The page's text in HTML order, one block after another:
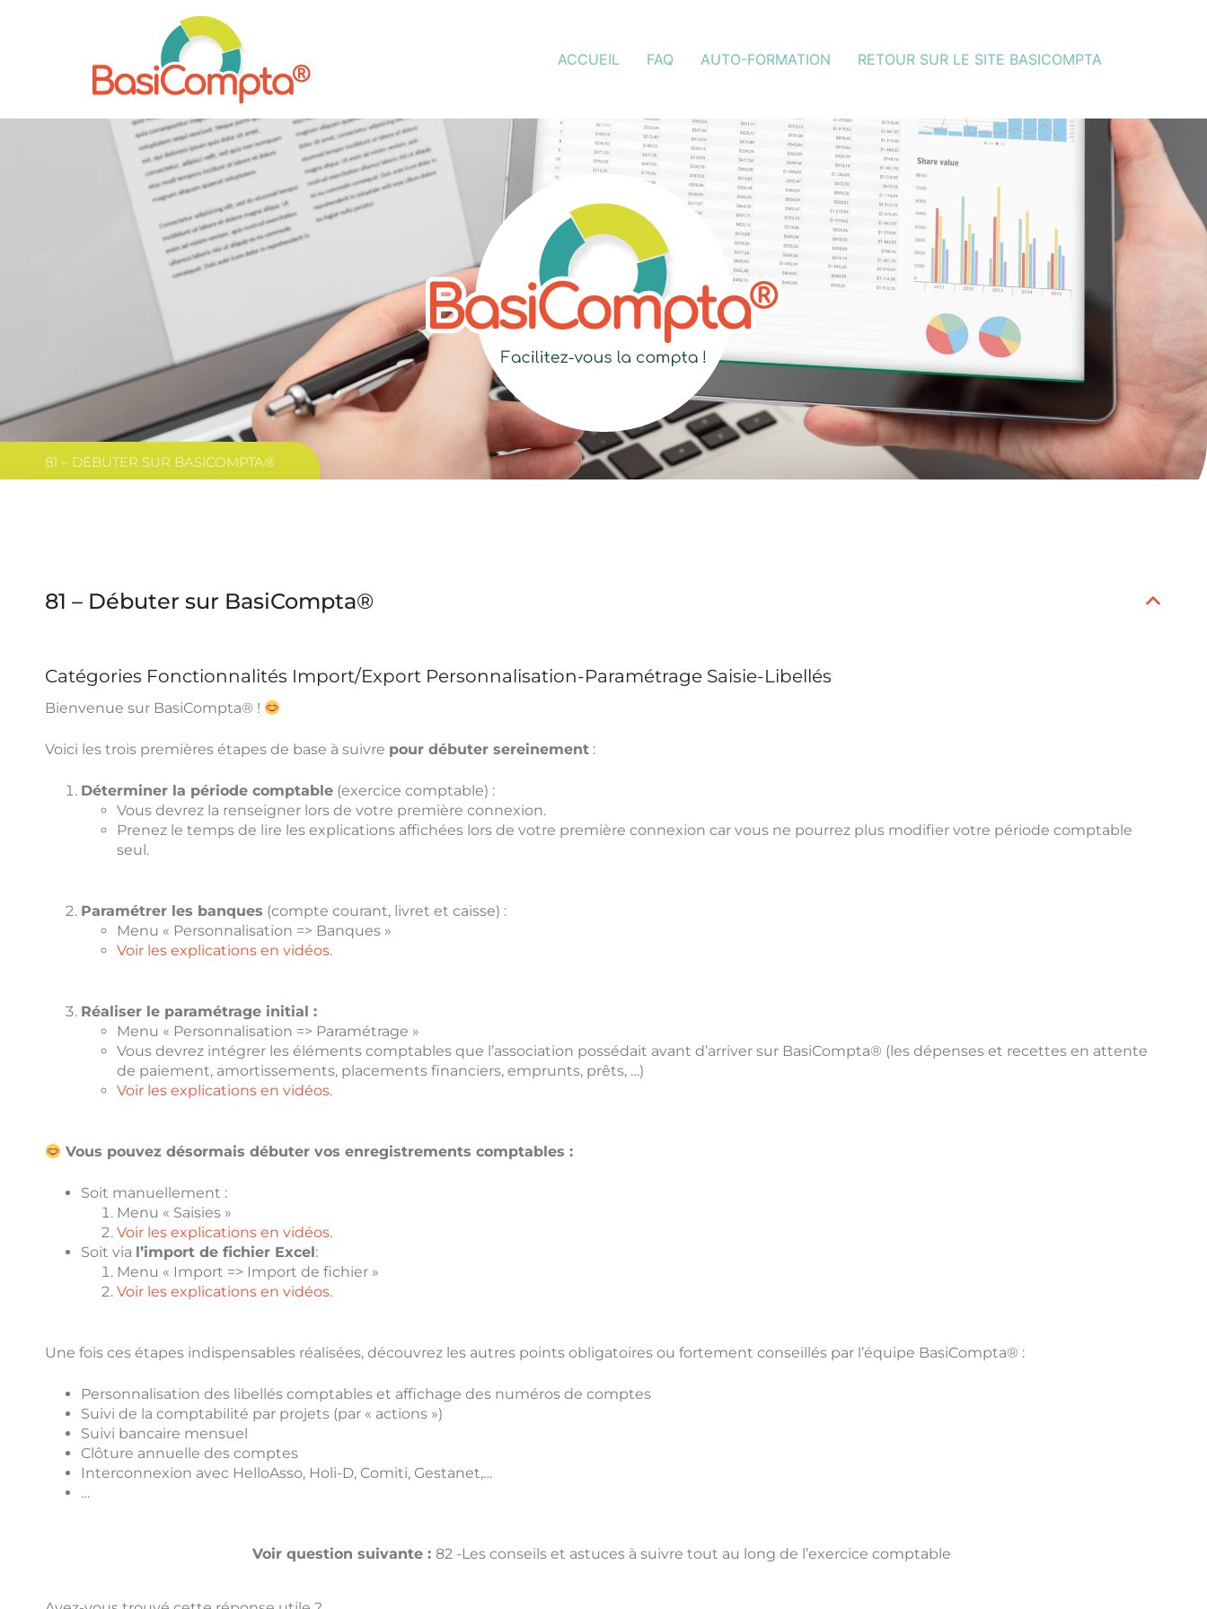
ACCUEIL FAQ AUTO-FORMATION RETOUR SUR LE SITE BASICOMPTA
81 – DÉBUTER SUR BASICOMPTA®
B
81 – Débuter sur BasiCompta®
Catégories Fonctionnalités Import/Export Personnalisation-Paramétrage Saisie-Libellés
Bienvenue sur BasiCompta® !
Voici les trois premières étapes de base à suivre pour débuter sereinement :
Déterminer la période comptable (exercice comptable) :
Vous devrez la renseigner lors de votre première connexion.
Prenez le temps de lire les explications affichées lors de votre première connexion car vous ne pourrez plus modifier votre période comptable
seul.
Paramétrer les banques (compte courant, livret et caisse) :
Menu « Personnalisation => Banques »
Voir les explications en vidéos.
Réaliser le paramétrage initial :
Menu « Personnalisation => Paramétrage »
Vous devrez intégrer les éléments comptables que l’association possédait avant d’arriver sur BasiCompta® (les dépenses et recettes en attente
de paiement, amortissements, placements financiers, emprunts, prêts, …)
Voir les explications en vidéos.
Vous pouvez désormais débuter vos enregistrements comptables :
Soit manuellement :
Menu « Saisies »
Voir les explications en vidéos.
Soit via l’import de fichier Excel:
Menu « Import => Import de fichier »
Voir les explications en vidéos.
Une fois ces étapes indispensables réalisées, découvrez les autres points obligatoires ou fortement conseillés par l’équipe BasiCompta® :
Personnalisation des libellés comptables et affichage des numéros de comptes
Suivi de la comptabilité par projets (par « actions »)
Suivi bancaire mensuel
Clôture annuelle des comptes
Interconnexion avec HelloAsso, Holi-D, Comiti, Gestanet,…
…
Voir question suivante : 82 -Les conseils et astuces à suivre tout au long de l’exercice comptable